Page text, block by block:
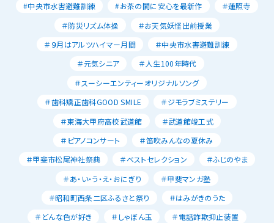
#中央市水害避難訓練
#お茶の間に安心を最新作
＃蓮照寺
＃防災リズム体操
＃お天気妖怪出前授業
＃９月はアルツハイマー月間
＃中央市水害避難訓練
＃元気シニア
＃人生100年時代
＃スーシーエンティーオリジナルソング
＃歯科矯正歯科GOOD SMILE
＃ジモラブミステリー
＃東海大甲府高校武道館
＃武道館竣工式
＃ピアノコンサート
＃笛吹みんなの夏休み
＃甲斐市松尾神社祭典
＃ベストセレクション
＃ふじのやま
＃あ・い・う・え・おにぎり
＃甲斐マンガ塾
＃昭和町西条二区ふるさと祭り
＃はみがきのうた
＃どんな色が好き
＃しゃぼん玉
＃電話詐欺抑止装置